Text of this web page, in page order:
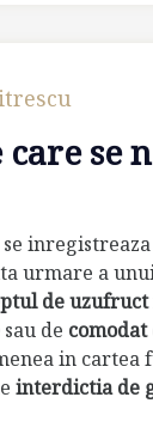
se
urmare a
de uzufruct
sau de comodat
in
interdictia de